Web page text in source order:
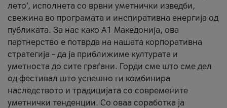
лето’, исполнета со врвни уметнички изведби,
свежина во програмата и инспиративна енергија од
публиката. За нас како A1 Македонија, ова
партнерство е потврда на нашата корпоративна
стратегија – да ја приближиме културата и
уметноста до сите граѓани. Горди сме што сме дел
од фестивал што успешно ги комбинира
наследството и традицијата со современите
уметнички тенденции. Со оваа соработка ја